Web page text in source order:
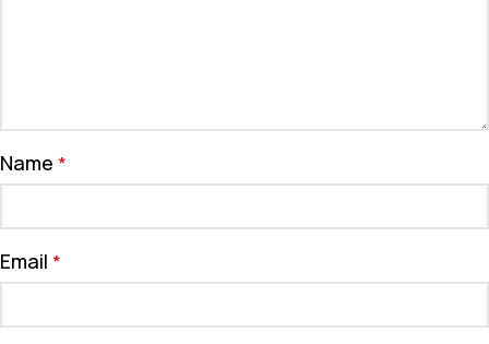
Name *
Email *